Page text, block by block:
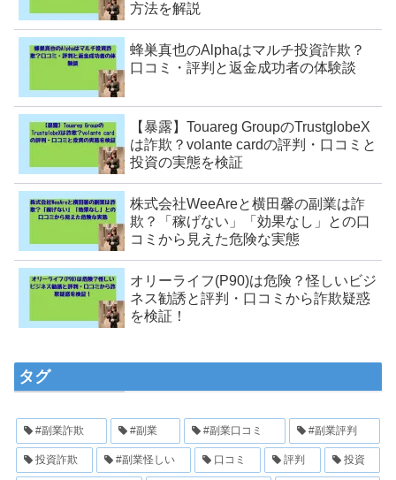
方法を解説
蜂巣真也のAlphaはマルチ投資詐欺？
口コミ・評判と返金成功者の体験談
【暴露】Touareg GroupのTrustglobeX
は詐欺？volante cardの評判・口コミと
投資の実態を検証
株式会社WeeAreと横田馨の副業は詐
欺？「稼げない」「効果なし」との口
コミから見えた危険な実態
オリーライフ(P90)は危険？怪しいビジ
ネス勧誘と評判・口コミから詐欺疑惑
を検証！
タグ
#副業詐欺 #副業 #副業口コミ #副業評判
投資詐欺 #副業怪しい 口コミ 評判 投資